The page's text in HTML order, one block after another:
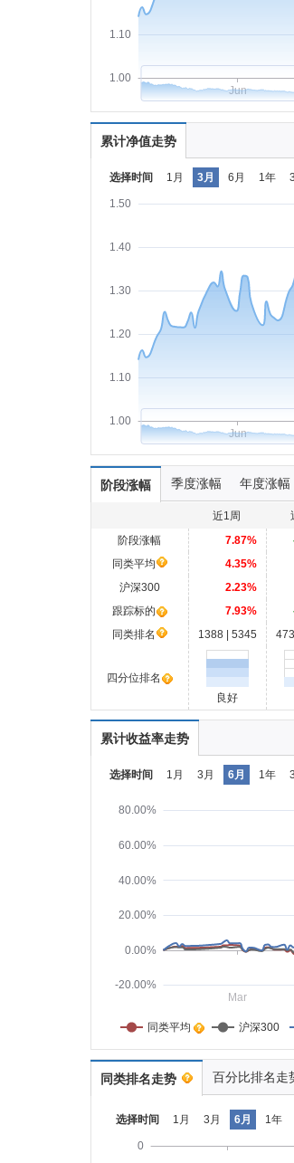
1.00
1.10
Jun
累计净值走势
选择时间 1月 3月 6月 1年
1.00
1.10
1.20
1.30
1.40
1.50
Jun
阶段涨幅 季度涨幅 年度涨幅
近1周
阶段涨幅
7.87%
同类平均
4.35%
沪深300
2.23%
跟踪标的
7.93%
同类排名
1388 | 5345
四分位排名
良好
累计收益率走势
选择时间 1月 3月 6月 1年
-20.00%
0.00%
20.00%
40.00%
60.00%
80.00%
Mar
同类平均 沪深300
同类排名走势 百分比排名走
选择时间 1月 3月 6月 1年
0